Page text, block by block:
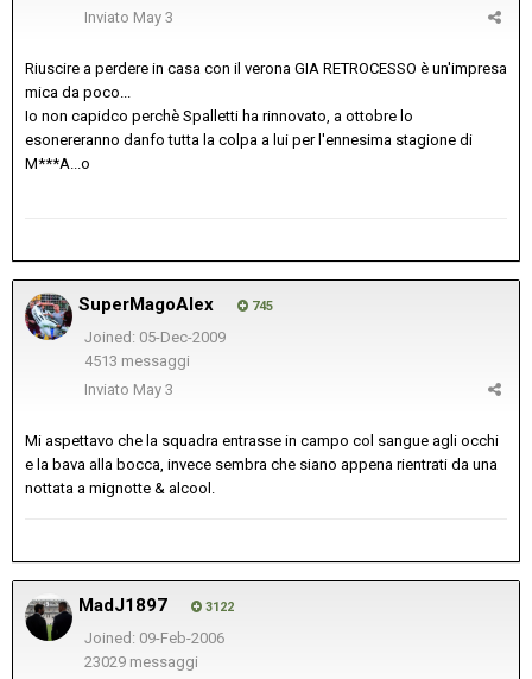
Inviato May 3
Riuscire a perdere in casa con il verona GIA RETROCESSO è un'impresa
mica da poco...
Io non capidco perchè Spalletti ha rinnovato, a ottobre lo
esonereranno danfo tutta la colpa a lui per l'ennesima stagione di
M***A...o
SuperMagoAlex 745
Joined: 05-Dec-2009
4513 messaggi
Inviato May 3
Mi aspettavo che la squadra entrasse in campo col sangue agli occhi
e la bava alla bocca, invece sembra che siano appena rientrati da una
nottata a mignotte & alcool.
MadJ1897 3122
Joined: 09-Feb-2006
23029 messaggi